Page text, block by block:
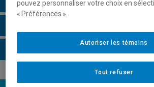
pouvez personnaliser votre choix en
« Préférences ».
Tout refuser
Autoriser les témoins